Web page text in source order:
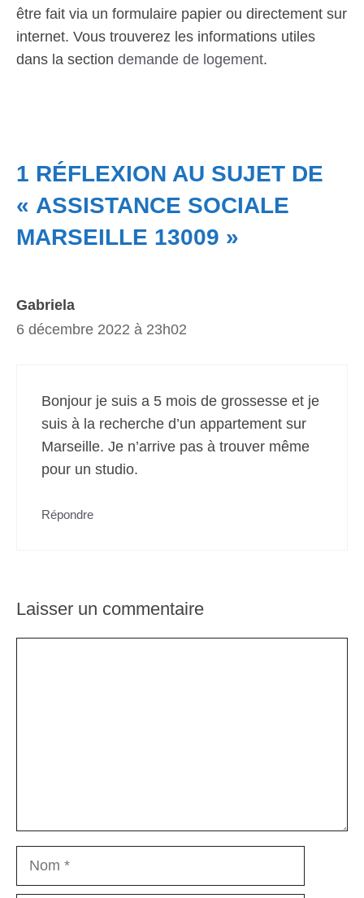
être fait via un formulaire papier ou directement sur
internet. Vous trouverez les informations utiles
dans la section demande de logement.
1 RÉFLEXION AU SUJET DE
« ASSISTANCE SOCIALE
MARSEILLE 13009 »
Gabriela
6 décembre 2022 à 23h02
Bonjour je suis a 5 mois de grossesse et je
suis à la recherche d’un appartement sur
Marseille. Je n’arrive pas à trouver même
pour un studio.
Répondre
Laisser un commentaire
Nom